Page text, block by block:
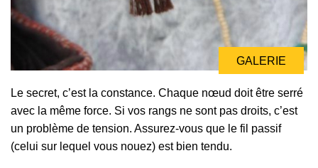
GALERIE
Le secret, c’est la constance. Chaque nœud doit être serré
avec la même force. Si vos rangs ne sont pas droits, c’est
un problème de tension. Assurez-vous que le fil passif
(celui sur lequel vous nouez) est bien tendu.